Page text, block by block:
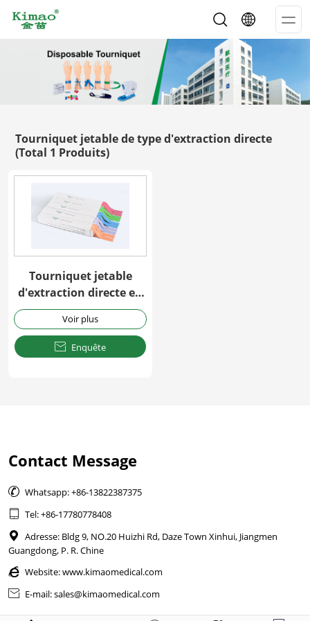
Tourniquet jetable de type d'extraction directe
(Total 1 Produits)
Tourniquet jetable
d'extraction directe en
boîte
Voir plus
 Enquête
Contact Message
 Whatsapp: +86-13822387375
 Tel: +86-17780778408

Adresse: Bldg 9, NO.20 Huizhi Rd, Daze Town Xinhui, Jiangmen
Guangdong, P. R. Chine
 Website:www.kimaomedical.com
 E-mail: sales@kimaomedical.com